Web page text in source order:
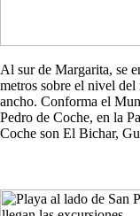
Al sur de Margarita, se
metros sobre el nivel
ancho. Conforma el
Pedro de Coche, en la
Coche son El Bichar,